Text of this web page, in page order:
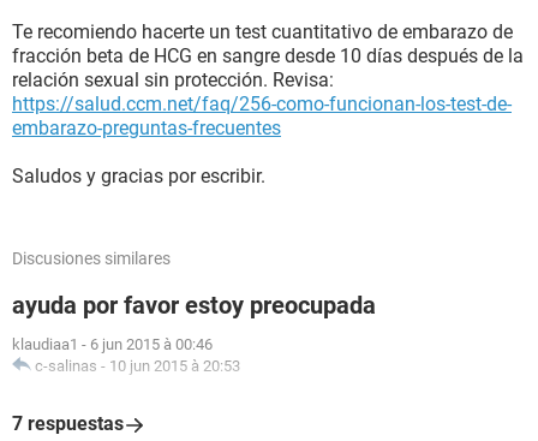
Te recomiendo hacerte un test cuantitativo de embarazo de
fracción beta de HCG en sangre desde 10 días después de la
relación sexual sin protección. Revisa:
https://salud.ccm.net/faq/256-como-funcionan-los-test-de-
embarazo-preguntas-frecuentes
Saludos y gracias por escribir.
Discusiones similares
ayuda por favor estoy preocupada
klaudiaa1 - 6 jun 2015 à 00:46
c-salinas - 10 jun 2015 à 20:53
7 respuestas